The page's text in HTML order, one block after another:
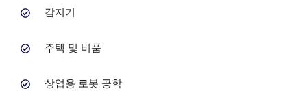
감지기
주택 및 비품
상업용 로봇 공학